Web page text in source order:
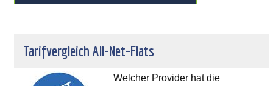
Tarifvergleich All-Net-Flats
Welcher Provider hat die